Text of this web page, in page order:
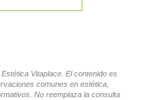
Vitaplace. El contenido es
comunes en estética,
No reemplaza la consulta